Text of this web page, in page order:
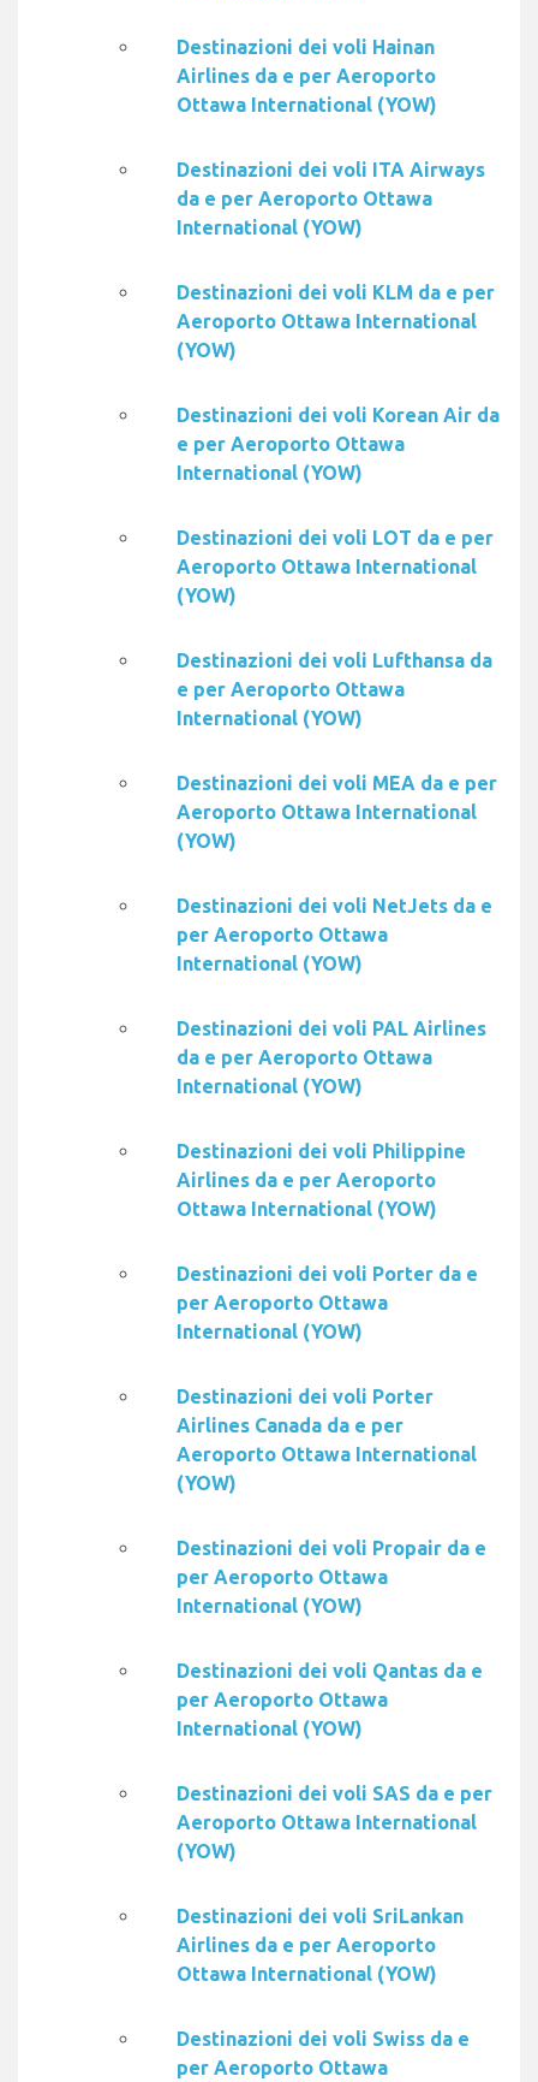
Destinazioni dei voli Hainan
Airlines da e per Aeroporto
Ottawa International (YOW)
Destinazioni dei voli ITA Airways
da e per Aeroporto Ottawa
International (YOW)
Destinazioni dei voli KLM da e per
Aeroporto Ottawa International
(YOW)
Destinazioni dei voli Korean Air da
e per Aeroporto Ottawa
International (YOW)
Destinazioni dei voli LOT da e per
Aeroporto Ottawa International
(YOW)
Destinazioni dei voli Lufthansa da
e per Aeroporto Ottawa
International (YOW)
Destinazioni dei voli MEA da e per
Aeroporto Ottawa International
(YOW)
Destinazioni dei voli NetJets da e
per Aeroporto Ottawa
International (YOW)
Destinazioni dei voli PAL Airlines
da e per Aeroporto Ottawa
International (YOW)
Destinazioni dei voli Philippine
Airlines da e per Aeroporto
Ottawa International (YOW)
Destinazioni dei voli Porter da e
per Aeroporto Ottawa
International (YOW)
Destinazioni dei voli Porter
Airlines Canada da e per
Aeroporto Ottawa International
(YOW)
Destinazioni dei voli Propair da e
per Aeroporto Ottawa
International (YOW)
Destinazioni dei voli Qantas da e
per Aeroporto Ottawa
International (YOW)
Destinazioni dei voli SAS da e per
Aeroporto Ottawa International
(YOW)
Destinazioni dei voli SriLankan
Airlines da e per Aeroporto
Ottawa International (YOW)
Destinazioni dei voli Swiss da e
per Aeroporto Ottawa